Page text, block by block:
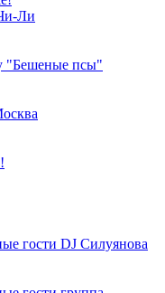
Ли
"Бешеные псы"
гости DJ Силуянова